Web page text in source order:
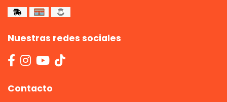
Nuestras redes sociales
Contacto